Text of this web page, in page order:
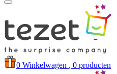
0 Winkelwagen , 0 producten